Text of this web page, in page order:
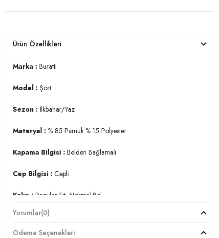
: 95 cm / Beden : XL
3DY15908041.4962
Ürün Özellikleri
Marka : Buratti
Model : Şort
Sezon : İlkbahar/Yaz
Materyal : % 85 Pamuk % 15 Polyester
Kapama Bilgisi : Belden Bağlamalı
Cep Bilgisi : Cepli
Kalıp : Regular Fit, Normal Bel
Manken Ölçüsü :
cm / Basen : 95 cm / Beden : XL
Yorumlar(0)
Ödeme Seçenekleri